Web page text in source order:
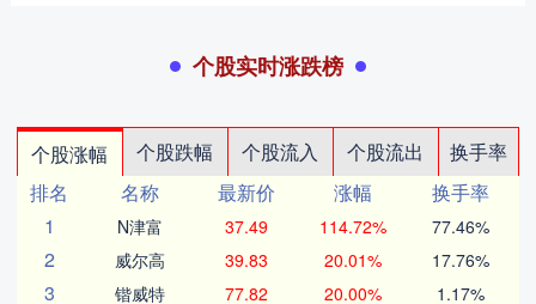
个股实时涨跌榜
个股涨幅 个股跌幅 个股流入 个股流出
换手率
排名
名称 最新价 涨幅
换手率
1
N津富 37.49 114.72% 77.46%
2 威尔高 39.83 20.01% 17.76%
3 锴威特 77.82 20.00% 1.17%